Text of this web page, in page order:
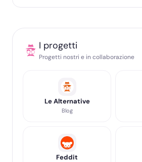
I progetti
Progetti nostri e in collaborazione
Le Alternative
Blog
Feddit